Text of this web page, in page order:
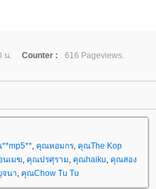
น. Counter :
616 Pageviews.
, คุณหอมกร, คุณThe Kop
นเมฆ, คุณปรศุราม, คุณhaiku, คุณสอง
นา, คุณChow Tu Tu